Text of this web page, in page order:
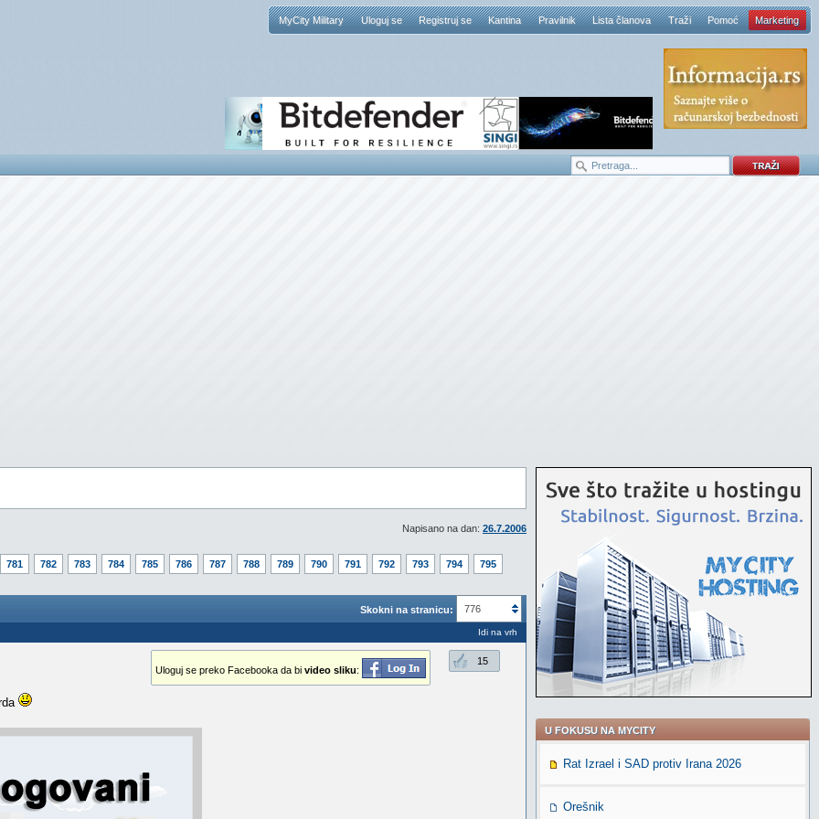
MyCity Military Uloguj se Registruj se Kantina Pravilnik Lista članova Traži Pomoć Marketing
Napisano na dan: 26.7.2006
781 782 783 784 785 786 787 788 789 790 791 792 793 794
795
Skokni na stranicu: 776
Idi na vrh
15
Uloguj se preko Facebooka da bi video sliku:
U FOKUSU NA MYCITY
Rat Izrael i SAD protiv Irana 2026
Orešnik